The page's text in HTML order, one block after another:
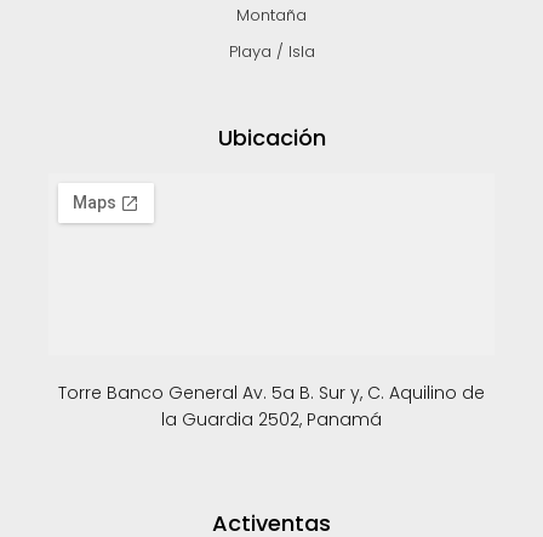
Montaña
Playa / Isla
Ubicación
Torre Banco General Av. 5a B. Sur y, C. Aquilino de
la Guardia 2502, Panamá
Activentas